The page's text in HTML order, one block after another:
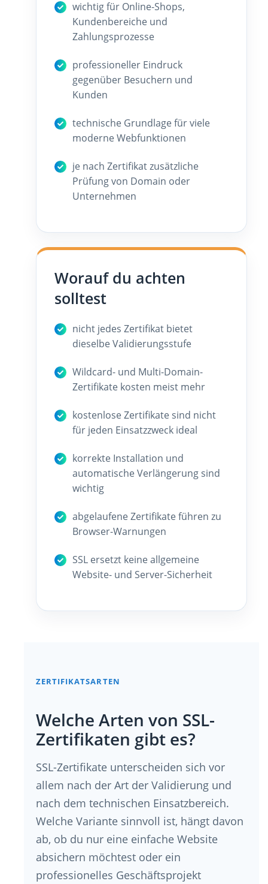
wichtig für Online-Shops,
Kundenbereiche und
Zahlungsprozesse
professioneller Eindruck
gegenüber Besuchern und
Kunden
technische Grundlage für viele
moderne Webfunktionen
je nach Zertifikat zusätzliche
Prüfung von Domain oder
Unternehmen
Worauf du achten
solltest
nicht jedes Zertifikat bietet
dieselbe Validierungsstufe
Wildcard- und Multi-Domain-
Zertifikate kosten meist mehr
kostenlose Zertifikate sind nicht
für jeden Einsatzzweck ideal
korrekte Installation und
automatische Verlängerung sind
wichtig
abgelaufene Zertifikate führen zu
Browser-Warnungen
SSL ersetzt keine allgemeine
Website- und Server-Sicherheit
ZERTIFIKATSARTEN
Welche Arten von SSL-
Zertifikaten gibt es?
SSL-Zertifikate unterscheiden sich vor
allem nach der Art der Validierung und
nach dem technischen Einsatzbereich.
Welche Variante sinnvoll ist, hängt davon
ab, ob du nur eine einfache Website
absichern möchtest oder ein
professionelles Geschäftsprojekt